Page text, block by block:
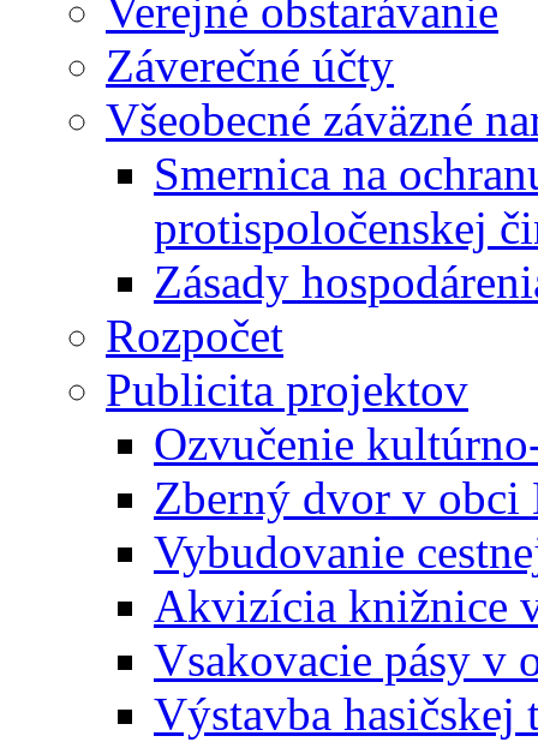
Verejné obstarávanie
Záverečné účty
Všeobecné záväzné
Smernica na
protispoločenskej
Zásady
Rozpočet
Publicita projektov
Ozvučenie
Zberný dvor v obci
Vybudovanie
Akvizícia knižnice
Vsakovacie pásy v
Výstavba